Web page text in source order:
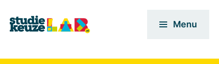
Menu